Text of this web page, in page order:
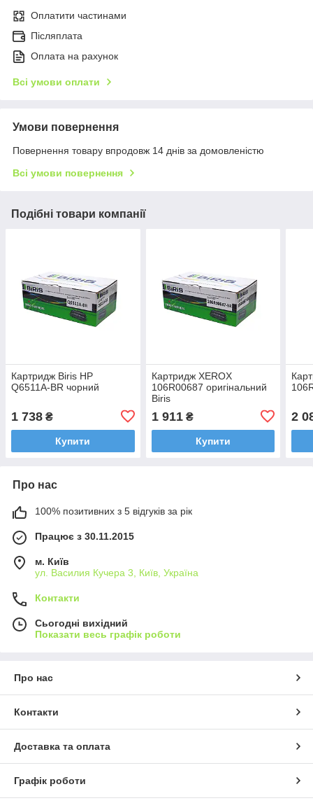
Оплатити частинами
Післяплата
Оплата на рахунок
Всі умови оплати
Умови повернення
Повернення товару впродовж 14 днів за домовленістю
Всі умови повернення
Подібні товари компанії
Картридж Biris HP
Q6511A-BR чорний
1 738 ₴
Купити
Картридж XEROX
106R00687 оригінальний
Biris
1 911₴
Купити
2
Про нас
100% позитивних з 5 відгуків за рік
Працює з 30.11.2015
м. Київ
ул. Василия Кучера 3, Київ, Україна
Контакти
Сьогодні вихідний
Показати весь графік роботи
Про нас
Контакти
Доставка та оплата
Графік роботи